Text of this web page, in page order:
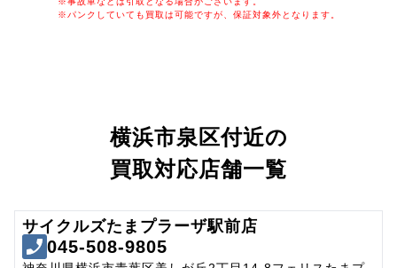
※パンクしていても買取は可能ですが、保証対象外となります。
横浜市泉区付近の
買取対応店舗一覧
サイクルズたまプラーザ駅前店
045-508-9805